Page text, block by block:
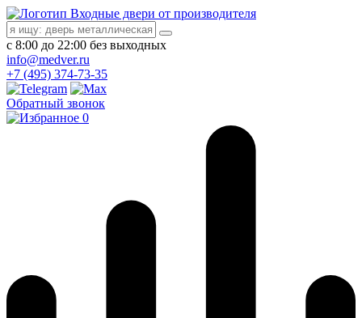
Входные двери от производителя
с 8:00 до 22:00 без выходных
info@medver.ru
+7 (495) 374-73-35
Обратный звонок
0